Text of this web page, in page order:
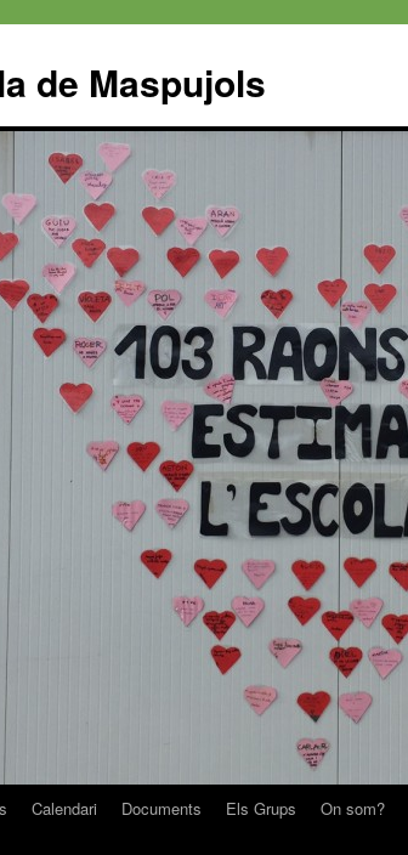
de Maspujols
Calendari Documents Els Grups On som?